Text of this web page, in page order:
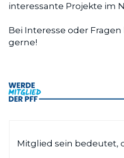
interessante Projekte im
Bei Interesse oder
gerne!
Mitglied sein bedeutet,